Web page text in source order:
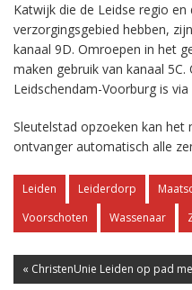
Katwijk die de Leidse regio
verzorgingsgebied hebben,
kanaal 9D. Omroepen in het
maken gebruik van kanaal
Leidschendam-Voorburg is
Sleutelstad opzoeken kan
ontvanger automatisch alle
Leiden Leiderdorp
Voorschoten
Wassenaar
« ChristenUnie Leiden op pad